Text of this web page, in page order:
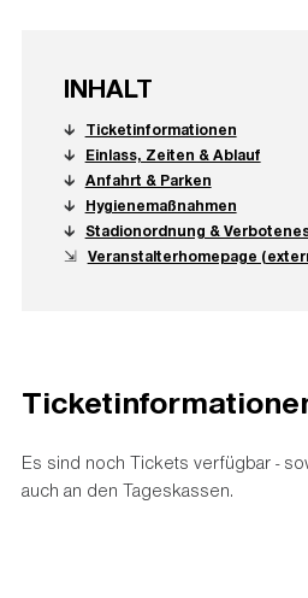
INHALT
🡳 Ticketinformationen
🡳 Einlass, Zeiten & Ablauf
🡳 Anfahrt & Parken
🡳 Hygienemaßnahmen
🡳 Stadionordnung &
⇲ Veranstalterhomepage
Es sind noch Tickets verfügbar -
auch an den Tageskassen.